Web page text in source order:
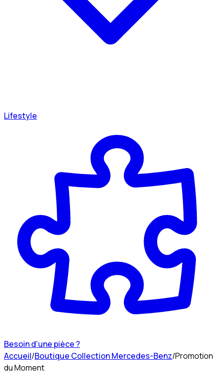
Lifestyle
Besoin d'une pièce ?
Accueil/Boutique Collection Mercedes-Benz/Promotion
du Moment